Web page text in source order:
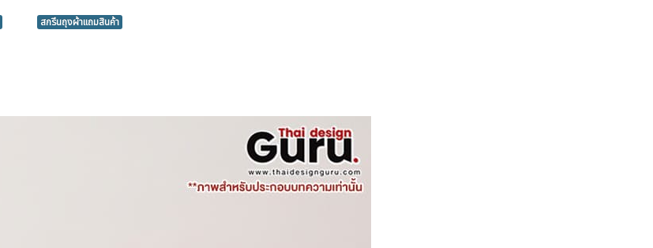
สกรีนถุงผ้าแถมสินค้า